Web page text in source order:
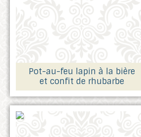
Pot-au-feu lapin à la bière
et confit de rhubarbe